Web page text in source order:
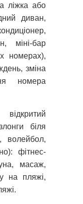
ліжка або
диван,
міні-бар
номерах),
зміна
номера
біля
волейбол,
фітнес-
масаж,
на пляжі,